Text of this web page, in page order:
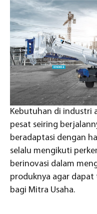
Kebutuhan di industri
pesat seiring
beradaptasi dengan
selalu mengikuti
berinovasi dalam
produknya agar
bagi Mitra Usaha.